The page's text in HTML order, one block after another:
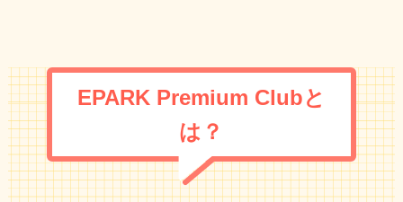
EPARK Premium Clubと
は？